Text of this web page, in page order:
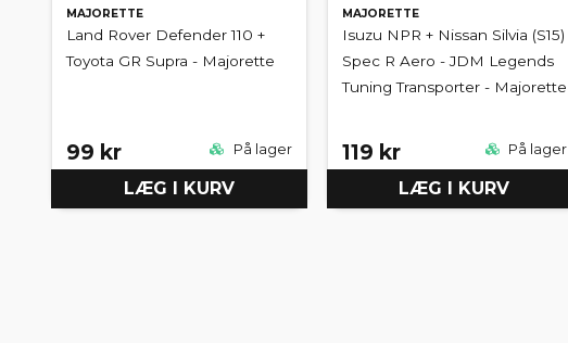
MAJORETTE
Land Rover Defender 110 +
Toyota GR Supra - Majorette
99 kr På lager
LÆG I KURV
MAJORETTE
Isuzu NPR + Nissan Silvia (S15)
Spec R Aero - JDM Legends
Tuning Transporter - Majorette
119 kr På lager
LÆG I KURV